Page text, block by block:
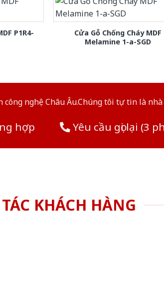
P1R4-
Cửa Gỗ Chống Cháy MDF
Melamine 1-a-SGD
nghệ Châu Âu.Chúng tôi tự tin là
hợp Yêu cầu gọi lại (3
KHÁCH HÀNG